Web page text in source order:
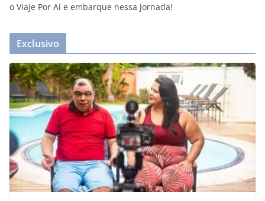
o Viaje Por Aí e embarque nessa jornada!
Exclusivo